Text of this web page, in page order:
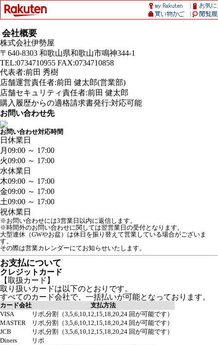
会社概要
株式会社伊勢屋
〒640-8303 和歌山県和歌山市鳴神344-1
TEL:0734710955 FAX:0734710858
代表者:前田 秀樹
店舗運営責任者:前田 健太郎(営業部)
店舗セキュリティ責任者:前田 健太郎
購入履歴からの適格請求書発行:対応可能
お問い合わせ先
お問い合わせ対応時間
日 休業日
月 09:00 ～ 17:00
火09:00 ～ 17:00
水休業日
木09:00 ～ 17:00
金09:00 ～ 17:00
土09:00 ～ 17:00
祝休業日
※お問い合わせには3営業日以内に返信します。
※時間外のお問い合わせに関しては翌営業日の受付となります。
大型連休（GWやお盆）は休日を振り替えて営業している場合がございま
す。
お支払について
クレジットカード
【取扱カード】
取り扱いカードは以下のとおりです。
すべてのカード会社で、一括払いが可能となっております。
カード会社
支払方法
VISA
リボ,分割（3,5,6,10,12,15,18,20,24 回が可能です）
MASTER
リボ,分割（3,5,6,10,12,15,18,20,24 回が可能です）
JCB
リボ,分割（3,5,6,10,12,15,18,20,24 回が可能です）
Diners
リボ